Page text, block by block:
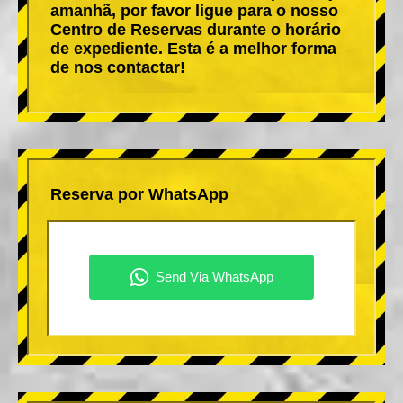
amanhã, por favor ligue para o nosso
Centro de Reservas durante o horário
de expediente. Esta é a melhor forma
de nos contactar!
Reserva por WhatsApp